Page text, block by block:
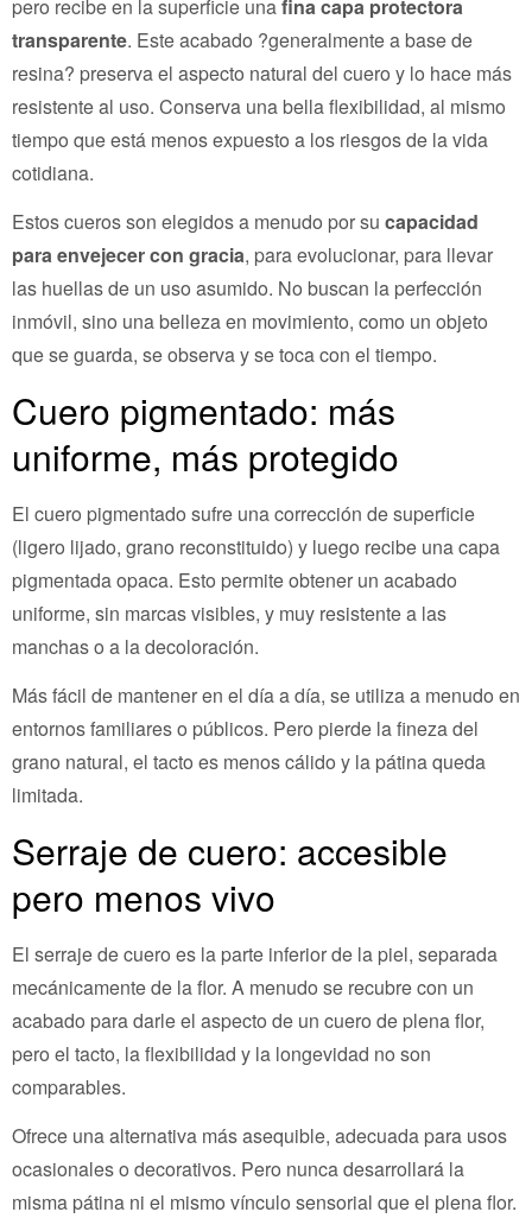
pero recibe en la superficie unafina capa protectora
transparente. Este acabado ?generalmente a base de
resina? preserva el aspecto natural del cuero y lo hace más
resistente al uso. Conserva una bella flexibilidad, al mismo
tiempo que está menos expuesto a los riesgos de la vida
cotidiana.
Estos cueros son elegidos a menudo por su capacidad
para envejecer con gracia, para evolucionar, para llevar
las huellas de un uso asumido. No buscan la perfección
inmóvil, sino una belleza en movimiento, como un objeto
que se guarda, se observa y se toca con el tiempo.
Cuero pigmentado: más
uniforme, más protegido
El cuero pigmentado sufre una corrección de superficie
(ligero lijado, grano reconstituido) y luego recibe una capa
pigmentada opaca. Esto permite obtener un acabado
uniforme, sin marcas visibles, y muy resistente a las
manchas o a la decoloración.
Más fácil de mantener en el día a día, se utiliza a menudo en
entornos familiares o públicos. Pero pierde la fineza del
grano natural, el tacto es menos cálido y la pátina queda
limitada.
Serraje de cuero: accesible
pero menos vivo
El serraje de cuero es la parte inferior de la piel, separada
mecánicamente de la flor. A menudo se recubre con un
acabado para darle el aspecto de un cuero de plena flor,
pero el tacto, la flexibilidad y la longevidad no son
comparables.
Ofrece una alternativa más asequible, adecuada para usos
ocasionales o decorativos. Pero nunca desarrollará la
misma pátina ni el mismo vínculo sensorial que el plena flor.